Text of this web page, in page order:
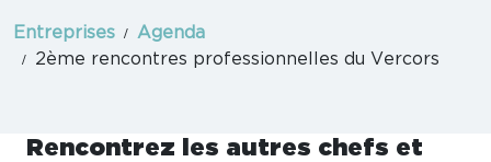
Entreprises
Agenda
2ème rencontres professionnelles du Vercors
Rencontrez les autres chefs et